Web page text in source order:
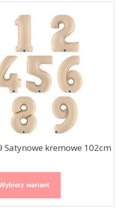
Satynowe kremowe 102cm
wariant